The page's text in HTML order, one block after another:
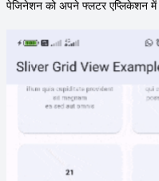
पेजिनेशन को अपने फ्लटर एप्लिकेशन में